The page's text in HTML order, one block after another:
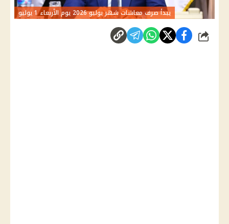
يبدأ صرف معاشات شهر يوليو 2026 يوم الأربعاء 1 يوليو
شارك